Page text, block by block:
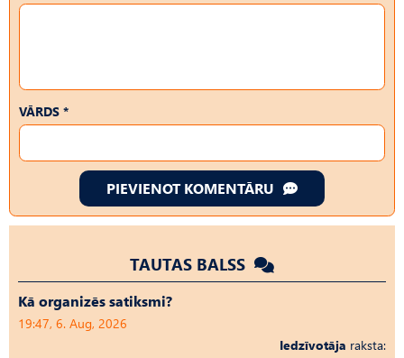
VĀRDS *
PIEVIENOT KOMENTĀRU
TAUTAS BALSS
Kā organizēs satiksmi?
19:47, 6. Aug, 2026
Iedzīvotāja raksta: